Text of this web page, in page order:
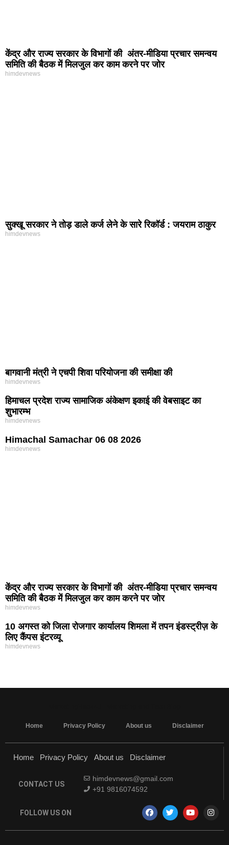
केंद्र और राज्य सरकार के विभागों की अंतर-मीडिया प्रचार समन्वय
समिति की बैठक में मिलजुल कर काम करने पर जोर
himdevnews
सुक्खू सरकार ने तोड़ डाले कर्ज लेने के सारे रिकॉर्ड : जयराम ठाकुर
himdevnews
बागवानी मंत्री ने एचपी शिवा परियोजना की समीक्षा की
himdevnews
हिमाचल प्रदेश राज्य सामाजिक अंकेक्षण इकाई की वेबसाइट का
शुभारम्भ
himdevnews
Himachal Samachar 06 08 2026
himdevnews
केंद्र और राज्य सरकार के विभागों की अंतर-मीडिया प्रचार समन्वय
समिति की बैठक में मिलजुल कर काम करने पर जोर
himdevnews
10 अगस्त को जिला रोजगार कार्यालय शिमला में तपन इंडस्ट्रीज़ के
लिए कैंपस इंटरव्यू
himdevnews
Home Privacy Policy About us Disclaimer
Home Privacy Policy About us Disclaimer
CONTACT US
himdevnews@gmail.com
+91 9816074592
FOLLOW US ON